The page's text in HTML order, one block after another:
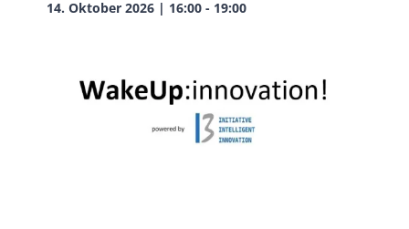
14. Oktober 2026 | 16:00 - 19:00